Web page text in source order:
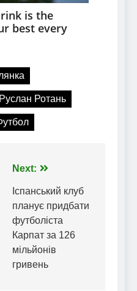
Руслан Ротань
Next:
Іспанський клуб
планує придбати
футболіста
Карпат за 126
мільйонів
гривень